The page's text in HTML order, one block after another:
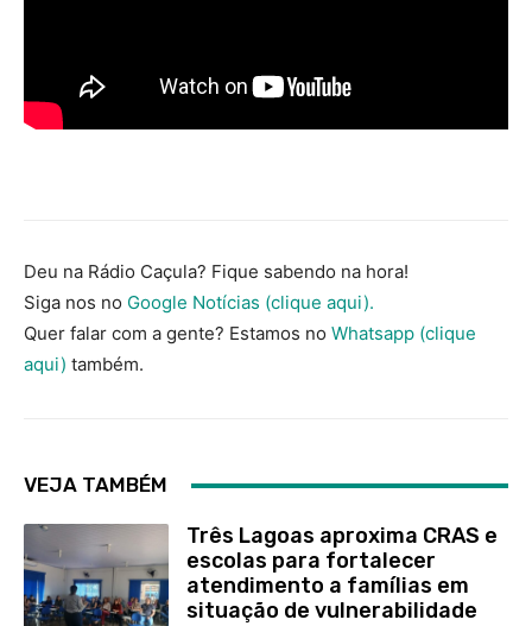
Deu na Rádio Caçula? Fique sabendo na hora!
Siga nos no Google Notícias (clique aqui).
Quer falar com a gente? Estamos no Whatsapp (clique
aqui) também.
VEJA TAMBÉM
Três Lagoas aproxima CRAS e
escolas para fortalecer
atendimento a famílias em
situação de vulnerabilidade